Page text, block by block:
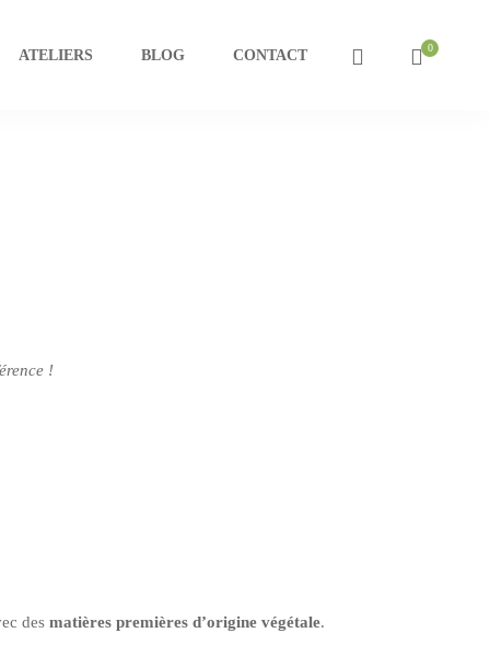
ATELIERS BLOG CONTACT
!
des matières premières d’origine végétale.